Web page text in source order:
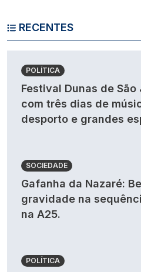
RECENTES
POLÍTICA
Festival Dunas de
com três dias de
desporto e grandes
SOCIEDADE
Gafanha da Nazaré:
gravidade na
na A25.
POLÍTICA